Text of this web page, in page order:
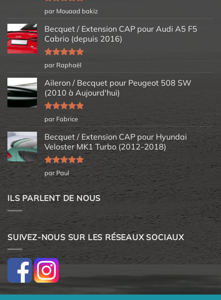
Note5sur
5
par Mouaad bakiz
Becquet / Extension CAP pour Audi A5 F5
Cabrio (depuis 2016)
Note5sur
5
par Raphaël
Aileron / Becquet pour Peugeot 508 SW
(2010 à Aujourd'hui)
Note5sur
5
par Fabrice
Becquet / Extension CAP pour Hyundai
Veloster MK1 Turbo (2012-2018)
Note5sur
5
par Paul
ILS PARLENT DE NOUS
SUIVEZ-NOUS SUR LES RÉSEAUX SOCIAUX